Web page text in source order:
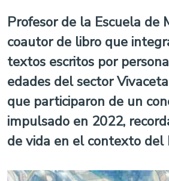
Profesor de la Escuela de
coautor de libro que
textos escritos por
edades del sector
que participaron de un
impulsado en 2022,
de vida en el contexto del